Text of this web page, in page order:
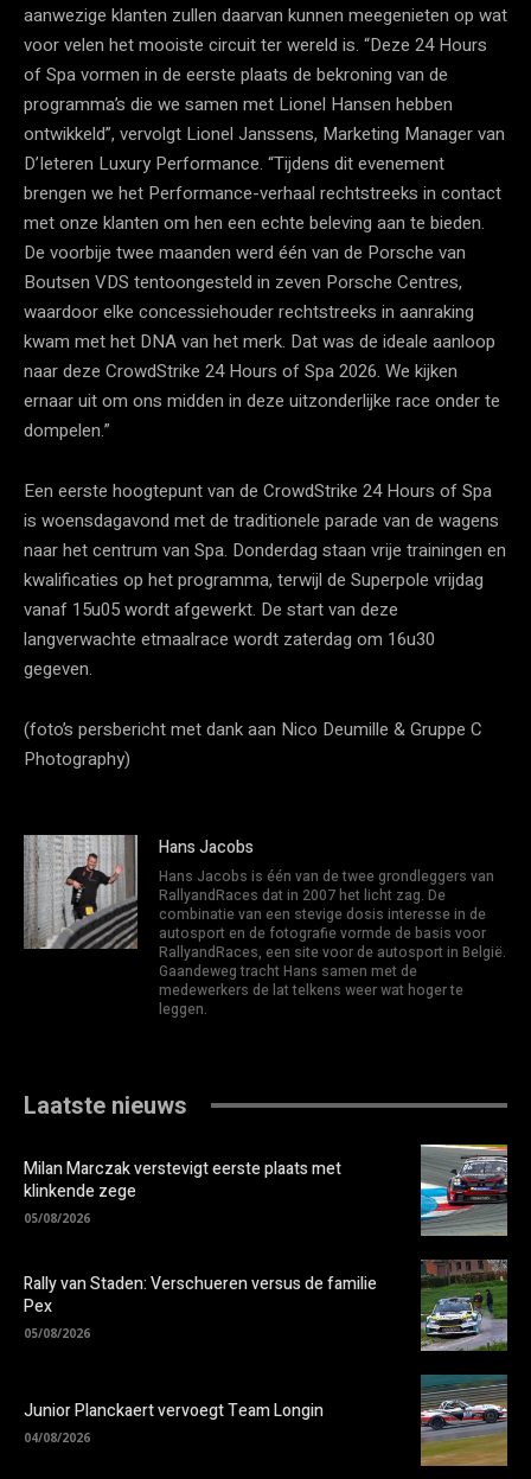
aanwezige klanten zullen daarvan kunnen meegenieten op wat
voor velen het mooiste circuit ter wereld is. “Deze 24 Hours
of Spa vormen in de eerste plaats de bekroning van de
programma’s die we samen met Lionel Hansen hebben
ontwikkeld”, vervolgt Lionel Janssens, Marketing Manager van
D’Ieteren Luxury Performance. “Tijdens dit evenement
brengen we het Performance-verhaal rechtstreeks in contact
met onze klanten om hen een echte beleving aan te bieden.
De voorbije twee maanden werd één van de Porsche van
Boutsen VDS tentoongesteld in zeven Porsche Centres,
waardoor elke concessiehouder rechtstreeks in aanraking
kwam met het DNA van het merk. Dat was de ideale aanloop
naar deze CrowdStrike 24 Hours of Spa 2026. We kijken
ernaar uit om ons midden in deze uitzonderlijke race onder te
dompelen.”
Een eerste hoogtepunt van de CrowdStrike 24 Hours of Spa
is woensdagavond met de traditionele parade van de wagens
naar het centrum van Spa. Donderdag staan vrije trainingen en
kwalificaties op het programma, terwijl de Superpole vrijdag
vanaf 15u05 wordt afgewerkt. De start van deze
langverwachte etmaalrace wordt zaterdag om 16u30
gegeven.
(foto’s persbericht met dank aan Nico Deumille & Gruppe C
Photography)
Hans Jacobs
Hans Jacobs is één van de twee grondleggers van
RallyandRaces dat in 2007 het licht zag. De
combinatie van een stevige dosis interesse in de
autosport en de fotografie vormde de basis voor
RallyandRaces, een site voor de autosport in België.
Gaandeweg tracht Hans samen met de
medewerkers de lat telkens weer wat hoger te
leggen.
Laatste nieuws
Milan Marczak verstevigt eerste plaats met
klinkende zege
05/08/2026
Rally van Staden: Verschueren versus de familie
Pex
05/08/2026
Junior Planckaert vervoegt Team Longin
04/08/2026